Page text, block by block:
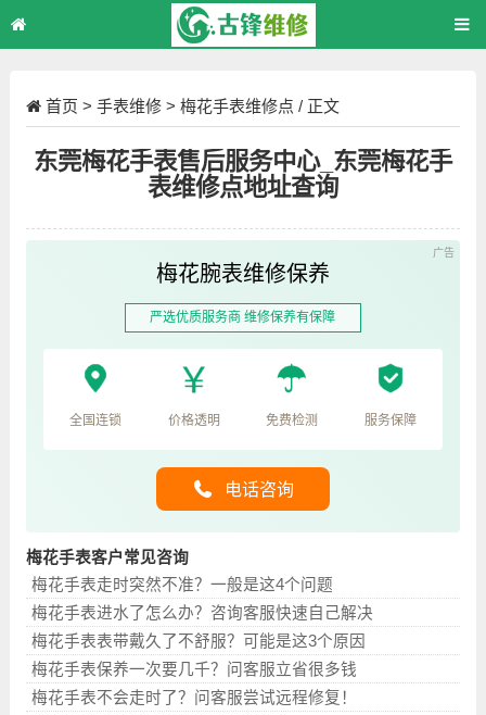
首页 > 手表维修> 梅花手表维修点 / 正文
东莞梅花手表售后服务中心_东莞梅花手
表维修点地址查询
梅花腕表维修保养
严选优质服务商 维修保养有保障
全国连锁 价格透明 免费检测 服务保障
电话咨询
梅花手表客户常见咨询
梅花手表走时突然不准？一般是这4个问题
梅花手表进水了怎么办？咨询客服快速自己解决
梅花手表表带戴久了不舒服？可能是这3个原因
梅花手表保养一次要几千？问客服立省很多钱
梅花手表不会走时了？问客服尝试远程修复！